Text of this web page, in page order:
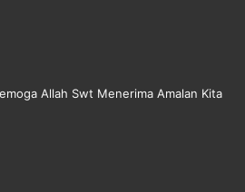
Allah Swt Menerima Amalan Kita